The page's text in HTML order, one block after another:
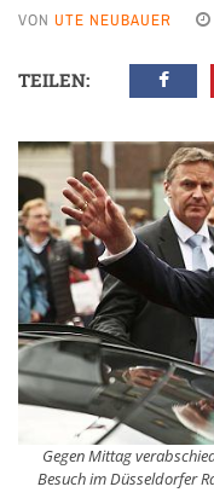
VON UTE NEUBAUER
TEILEN:
Gegen Mittag
Besuch im Düsseldorfer